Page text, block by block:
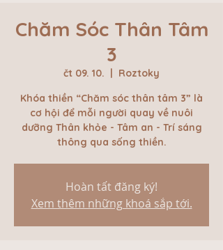
Chăm Sóc Thân Tâm
3
čt 09. 10.
  |
Roztoky
Khóa thiền “Chăm sóc thân tâm 3” là
cơ hội để mỗi người quay về nuôi
dưỡng Thân khỏe - Tâm an - Trí sáng
thông qua sống thiền.
Hoàn tất đăng ký!
Xem thêm những khoá sắp tới.